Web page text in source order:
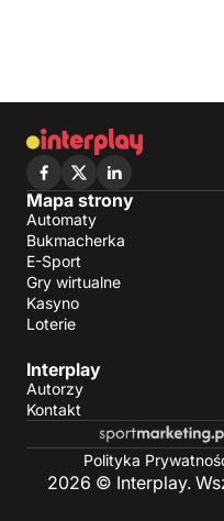
Mapa strony
Automaty
Bukmacherka
E-Sport
Gry wirtualne
Kasyno
Loterie
Interplay
Autorzy
Kontakt
Polityka
2026 © Interplay.